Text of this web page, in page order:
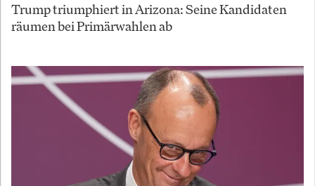
Trump triumphiert in Arizona: Seine Kandidaten
räumen bei Primärwahlen ab